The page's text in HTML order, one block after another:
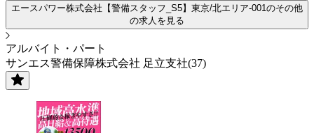
エースパワー株式会社【警備スタッフ_S5】東京/北エリア-001のその他
の求人を見る
アルバイト・パート
サンエス警備保障株式会社 足立支社(37)